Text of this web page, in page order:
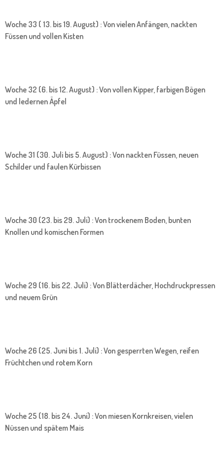
Woche 33 ( 13. bis 19. August) : Von vielen Anfängen, nackten
Füssen und vollen Kisten
Woche 32 (6. bis 12. August) : Von vollen Kipper, farbigen Bögen
und ledernen Äpfel
Woche 31 (30. Juli bis 5. August) : Von nackten Füssen, neuen
Schilder und faulen Kürbissen
Woche 30 (23. bis 29. Juli) : Von trockenem Boden, bunten
Knollen und komischen Formen
Woche 29 (16. bis 22. Juli) : Von Blätterdächer, Hochdruckpressen
und neuem Grün
Woche 26 (25. Juni bis 1. Juli) : Von gesperrten Wegen, reifen
Früchtchen und rotem Korn
Woche 25 (18. bis 24. Juni) : Von miesen Kornkreisen, vielen
Nüssen und spätem Mais